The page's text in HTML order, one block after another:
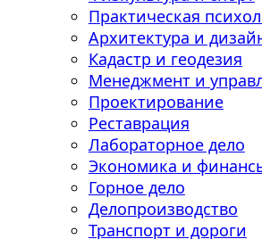
Практическая
Архитектура и
Кадастр и геодезия
Менеджмент и
Проектирование
Реставрация
Лабораторное дело
Экономика и
Горное дело
Делопроизводство
Транспорт и дороги